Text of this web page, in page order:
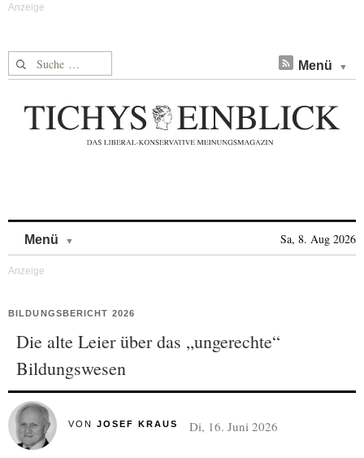
Suche nach: Menü
Menü Sa, 8. Aug 2026
BILDUNGSBERICHT 2026
Die alte Leier über das „ungerechte“
Bildungswesen
VON JOSEF KRAUS Di, 16. Juni 2026